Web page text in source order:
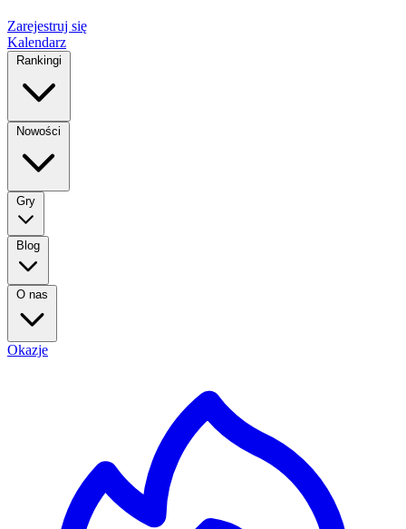
Zarejestruj się
Kalendarz
Rankingi
Nowości
Gry
Blog
O nas
Okazje